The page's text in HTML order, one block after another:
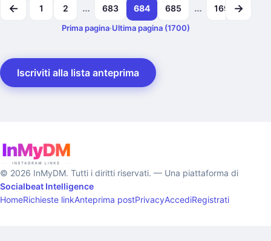
← 1 2 … 683 684 685 … 1699 →
Prima pagina·Ultima pagina (1700)
Iscriviti alla lista anteprima
© 2026 InMyDM. Tutti i diritti riservati. — Una piattaforma di
Socialbeat Intelligence
HomeRichieste linkAnteprima postPrivacyAccediRegistrati